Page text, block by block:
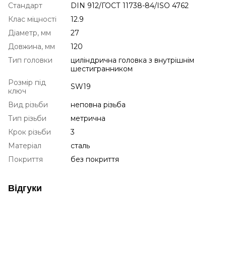
Стандарт
DIN 912/ГОСТ 11738-84/ISO 4762
Клас міцності
12.9
Діаметр, мм
27
Довжина, мм
120
Тип головки
циліндрична головка з внутрішнім
шестигранником
Розмір під
ключ
SW19
Вид різьби
неповна різьба
Тип різьби
метрична
Крок різьби
3
Матеріал
сталь
Покриття
без покриття
Відгуки